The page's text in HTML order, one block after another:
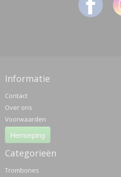
Informatie
Contact
Over ons
Voorwaarden
Herroeping
Categorieën
Trombones